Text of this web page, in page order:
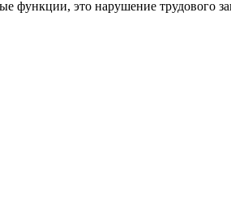
функции, это нарушение трудового